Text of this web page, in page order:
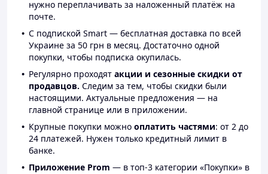
нужно переплачивать за наложенный платёж на
почте.
С подпиской Smart — бесплатная доставка по всей
Украине за 50 грн в месяц. Достаточно одной
покупки, чтобы подписка окупилась.
Регулярно проходят акции и сезонные скидки от
продавцов. Следим за тем, чтобы скидки были
настоящими. Актуальные предложения — на
главной странице или в приложении.
Крупные покупки можно оплатить частями: от 2 до
24 платежей. Нужен только кредитный лимит в
банке.
Приложение Prom — в топ-3 категории «Покупки» в